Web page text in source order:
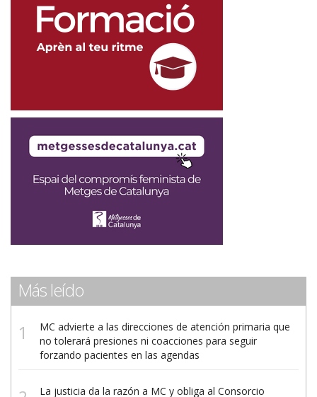
Más leído
MC advierte a las direcciones de atención primaria que
no tolerará presiones ni coacciones para seguir
forzando pacientes en las agendas
La justicia da la razón a MC y obliga al Consorcio